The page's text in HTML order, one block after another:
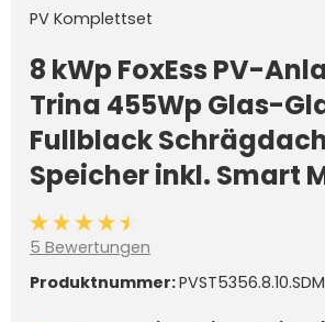
PV Komplettset
8 kWp FoxEss PV-
Trina 455Wp Glas-
Fullblack Schrägdach
Speicher inkl. Smart
Durchschnittliche Bewertung von 4.6
5 Bewertungen
Produktnummer:PVST5356.8.10.SDM